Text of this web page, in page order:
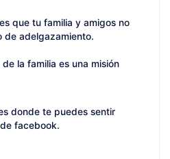
que tu familia y amigos no
de adelgazamiento.
la familia es una misión
donde te puedes sentir
facebook.